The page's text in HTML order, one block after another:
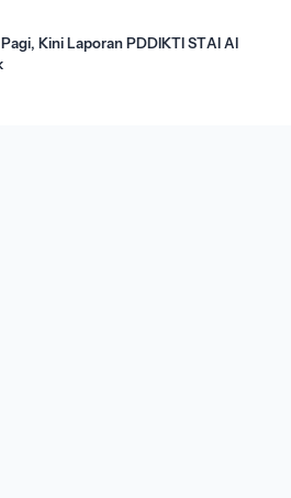
Kini Laporan PDDIKTI STAI Al